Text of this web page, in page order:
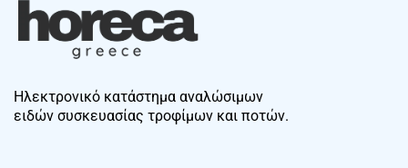
Ηλεκτρονικό κατάστημα αναλώσιμων
ειδών συσκευασίας τροφίμων και ποτών.